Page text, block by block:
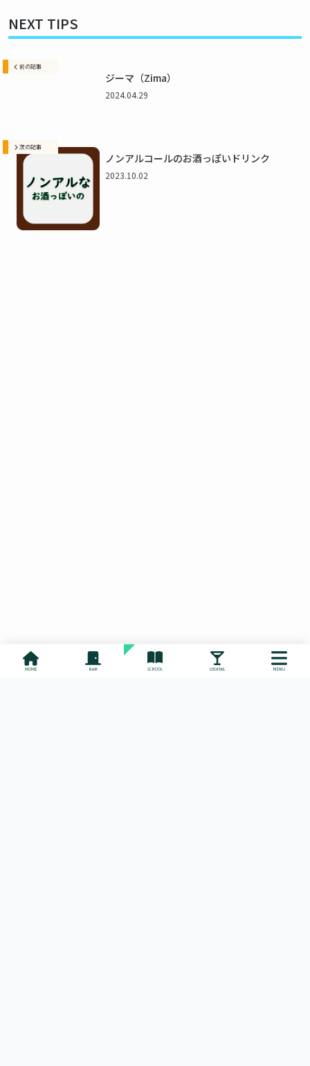
NEXT TIPS
前の記事
ジーマ（Zima）
2024.04.29
次の記事
ノンアルコールのお酒っぽいドリンク
2023.10.02